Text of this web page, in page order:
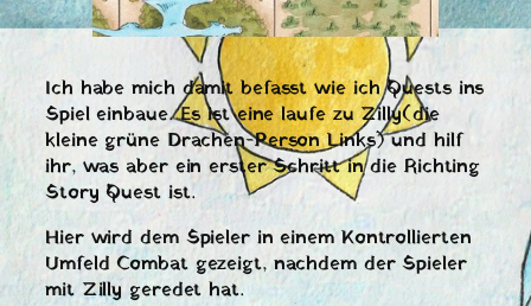
Ich habe mich damit befasst wie ich Quests ins
Spiel einbaue. Es ist eine laufe zu Zilly(die
kleine grüne Drachen-Person Links) und hilf
ihr, was aber ein erster Schritt in die Richting
Story Quest ist.
Hier wird dem Spieler in einem Kontrollierten
Umfeld Combat gezeigt, nachdem der Spieler
mit Zilly geredet hat.